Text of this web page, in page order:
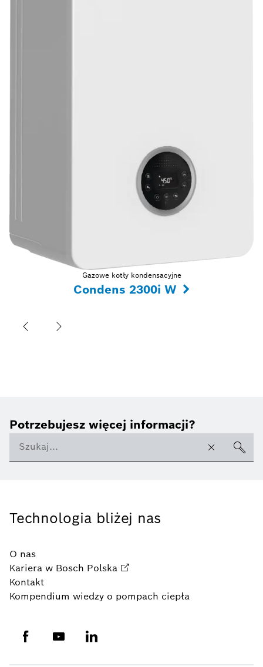
Gazowe kotły kondensacyjne
Condens 2300i W
Potrzebujesz więcej informacji?
Technologia bliżej nas
O nas
Kariera w Bosch Polska
Kontakt
Kompendium wiedzy o pompach ciepła